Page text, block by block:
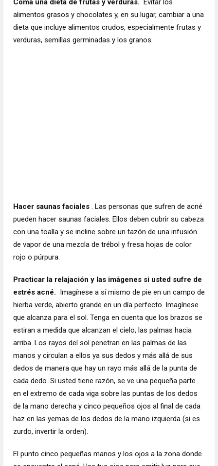
Coma una dieta de frutas y verduras. Evitar los
alimentos grasos y chocolates y, en su lugar, cambiar a una
dieta que incluye alimentos crudos, especialmente frutas y
verduras, semillas germinadas y los granos.
Hacer saunas faciales. Las personas que sufren de acné
pueden hacer saunas faciales. Ellos deben cubrir su cabeza
con una toalla y se incline sobre un tazón de una infusión
de vapor de una mezcla de trébol y fresa hojas de color
rojo o púrpura.
Practicar la relajación y las imágenes si usted sufre de
estrés acné. Imagínese a sí mismo de pie en un campo de
hierba verde, abierto grande en un día perfecto. Imagínese
que alcanza para el sol. Tenga en cuenta que los brazos se
estiran a medida que alcanzan el cielo, las palmas hacia
arriba. Los rayos del sol penetran en las palmas de las
manos y circulan a ellos ya sus dedos y más allá de sus
dedos de manera que hay un rayo más allá de la punta de
cada dedo. Si usted tiene razón, se ve una pequeña parte
en el extremo de cada viga sobre las puntas de los dedos
de la mano derecha y cinco pequeños ojos al final de cada
haz en las yemas de los dedos de la mano izquierda (si es
zurdo, invertir la orden).
El punto cinco pequeñas manos y los ojos a la zona donde